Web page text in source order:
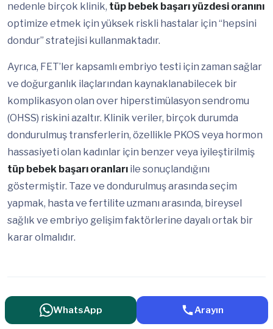
nedenle birçok klinik, tüp bebek başarı yüzdesi oranını
optimize etmek için yüksek riskli hastalar için “hepsini
dondur” stratejisi kullanmaktadır.
Ayrıca, FET’ler kapsamlı embriyo testi için zaman sağlar
ve doğurganlık ilaçlarından kaynaklanabilecek bir
komplikasyon olan over hiperstimülasyon sendromu
(OHSS) riskini azaltır. Klinik veriler, birçok durumda
dondurulmuş transferlerin, özellikle PKOS veya hormon
hassasiyeti olan kadınlar için benzer veya iyileştirilmiş
tüp bebek başarı oranları ile sonuçlandığını
göstermiştir. Taze ve dondurulmuş arasında seçim
yapmak, hasta ve fertilite uzmanı arasında, bireysel
sağlık ve embriyo gelişim faktörlerine dayalı ortak bir
karar olmalıdır.
BU MAKALEYİ PAYLAŞ
WhatsApp Arayın